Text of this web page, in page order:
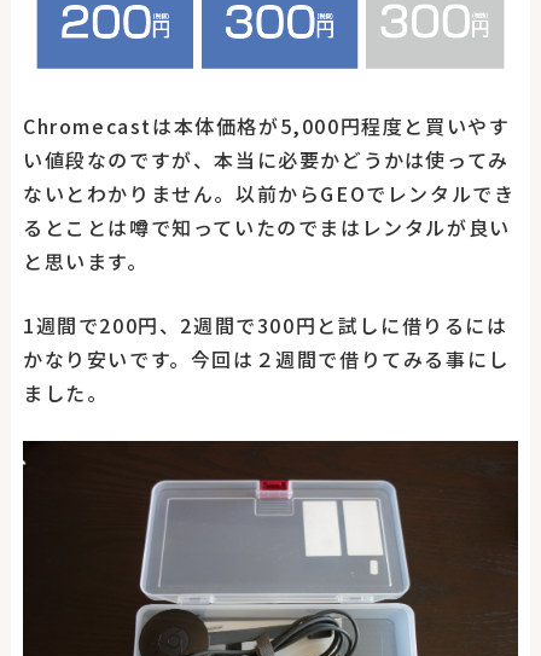
Chromecastは本体価格が5,000円程度と買いやす
い値段なのですが、本当に必要かどうかは使ってみ
ないとわかりません。以前からGEOでレンタルでき
るとことは噂で知っていたのでまはレンタルが良い
と思います。
1週間で200円、2週間で300円と試しに借りるには
かなり安いです。今回は２週間で借りてみる事にし
ました。